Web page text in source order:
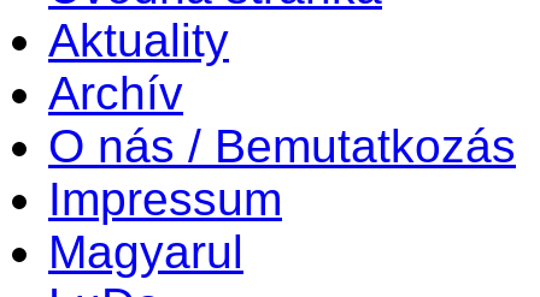
Aktuality
Archív
O nás / Bemutatkozás
Impressum
Magyarul